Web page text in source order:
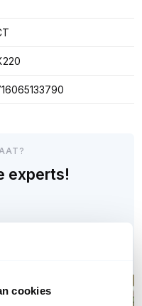
cookies
experts!